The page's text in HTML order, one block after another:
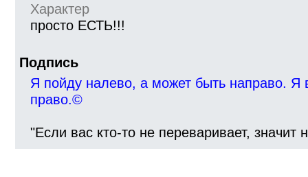
Характер
просто ЕСТЬ!!!
Подпись
Я пойду налево, а может быть направо. Я
право.©
"Если вас кто-то не переваривает, значит